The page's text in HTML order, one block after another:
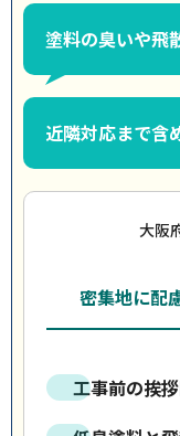
塗料の臭いや飛
近隣対応まで含
大阪
密集地に配
工事前の挨